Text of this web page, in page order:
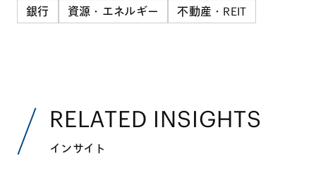
銀行 資源・エネルギー 不動産・REIT
RELATED INSIGHTS
インサイト